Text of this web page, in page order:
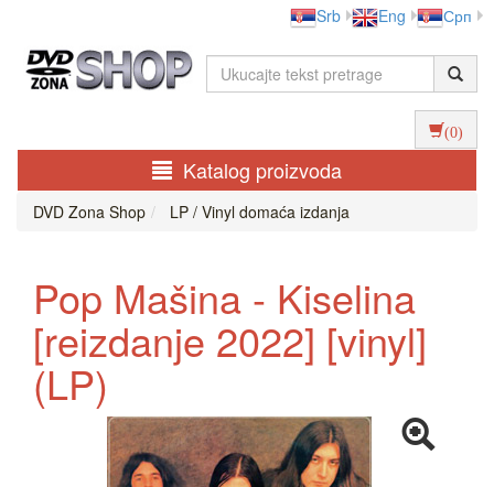
Srb Eng Срп
(0)
Katalog proizvoda
DVD Zona Shop LP / Vinyl domaća izdanja
Pop Mašina - Kiselina
[reizdanje 2022] [vinyl]
(LP)